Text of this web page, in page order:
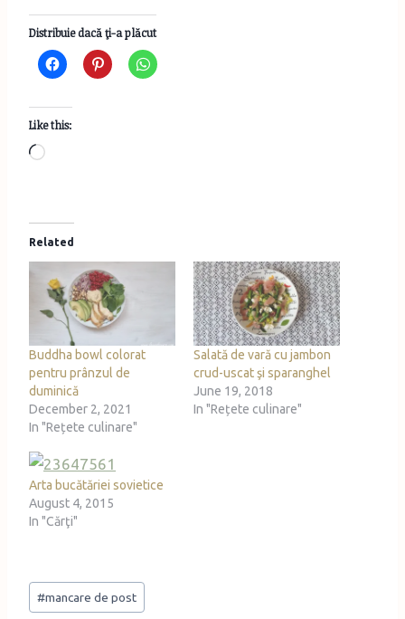
Distribuie dacă ţi-a plăcut
Like this:
L
d
i
n
g
…
Related
Buddha bowl colorat
pentru prânzul de
duminică
December 2, 2021
In "Rețete culinare"
Salată de vară cu jambon
crud-uscat şi sparanghel
June 19, 2018
In "Rețete culinare"
Arta bucătăriei sovietice
August 4, 2015
In "Cărţi"
Post
Tags:
#mancare de post